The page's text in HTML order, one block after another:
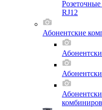
RJ12
Абонентские